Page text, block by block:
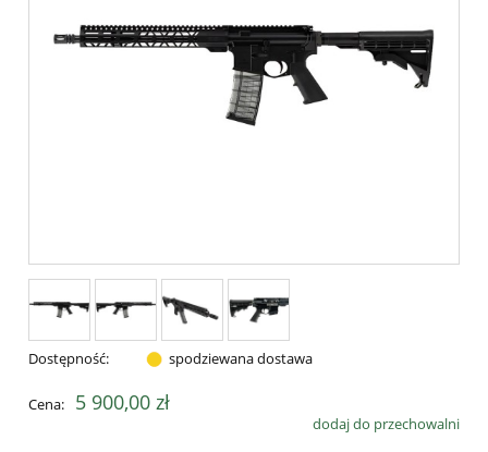
Dostępność: spodziewana dostawa
Cena: 5 900,00 zł
dodaj do przechowalni